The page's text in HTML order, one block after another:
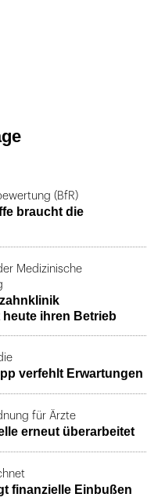
(BfR)
braucht die
Medizinische
ihren Betrieb
verfehlt Erwartungen
für Ärzte
erneut überarbeitet
finanzielle Einbußen